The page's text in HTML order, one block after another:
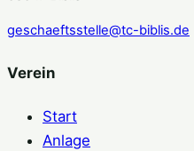
geschaeftsstelle@tc-biblis.de
Verein
Start
Anlage